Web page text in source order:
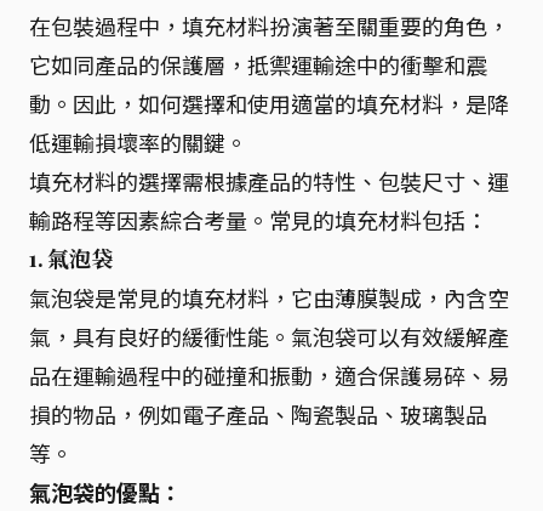
在包裝過程中，填充材料扮演著至關重要的角色，
它如同產品的保護層，抵禦運輸途中的衝擊和震
動。因此，如何選擇和使用適當的填充材料，是降
低運輸損壞率的關鍵。
填充材料的選擇需根據產品的特性、包裝尺寸、運
輸路程等因素綜合考量。常見的填充材料包括：
1. 氣泡袋
氣泡袋是常見的填充材料，它由薄膜製成，內含空
氣，具有良好的緩衝性能。氣泡袋可以有效緩解產
品在運輸過程中的碰撞和振動，適合保護易碎、易
損的物品，例如電子產品、陶瓷製品、玻璃製品
等。
氣泡袋的優點：